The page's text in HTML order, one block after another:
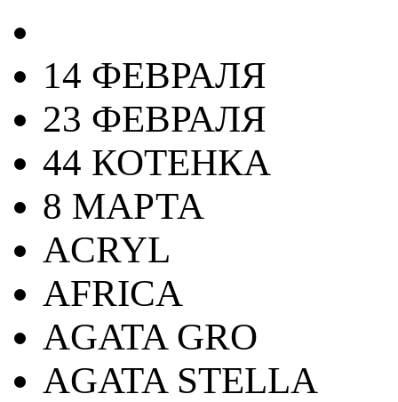
14 ФЕВРАЛЯ
23 ФЕВРАЛЯ
44 КОТЕНКА
8 МАРТА
ACRYL
AFRICA
AGATA GRO
AGATA STELLA